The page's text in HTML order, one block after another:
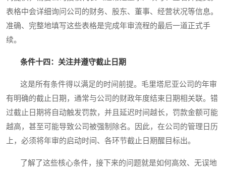
表格中会详细询问公司的财务、股东、董事、经营状况等信息。
准确、完整地填写这些表格是完成年审流程的最后一道正式手
续。
条件十四：关注并遵守截止日期
这是所有条件得以满足的时间前提。毛里塔尼亚公司的年审
有明确的截止日期，通常与公司的财政年度结束日期相关联。错
过截止日期将自动触发罚款，并且延迟时间越长，罚款金额可能
越高，甚至可能导致公司被强制除名。因此，在公司的管理日历
上，必须将年审的启动时间、各环节截止日期醒目标出。
了解了这些核心条件，接下来的问题就是如何高效、无误地